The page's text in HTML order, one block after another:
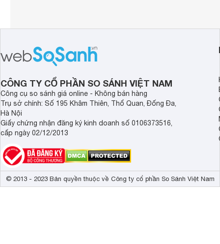
CÔNG TY CỔ PHẦN SO SÁNH VIỆT NAM
Công cụ so sánh giá online - Không bán hàng
Trụ sở chính: Số 195 Khâm Thiên, Thổ Quan, Đống Đa,
Hà Nội
Giấy chứng nhận đăng ký kinh doanh số 0106373516,
cấp ngày 02/12/2013
© 2013 - 2023 Bản quyền thuộc về Công ty cổ phần So Sánh Việt Nam